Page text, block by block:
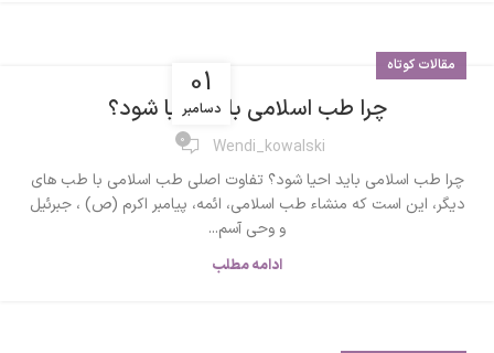
01
دسامبر
مقالات کوتاه
چرا طب اسلامی باید احیا شود؟
Wendi_kowalski
0
چرا طب اسلامی باید احیا شود؟ تفاوت اصلی طب اسلامی با طب های
دیگر، این است که منشاء طب اسلامی، ائمه، پیامبر اکرم (ص) ، جبرئیل
و وحی آسم...
ادامه مطلب